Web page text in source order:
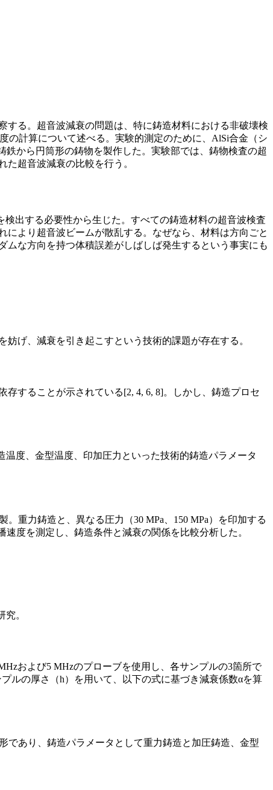
る。超音波減衰の問題は、特に鋳造材料における非破壊検
の計算について述べる。実験的測定のために、AlSi合金（シ
鉄から円筒形の鋳物を製作した。実験部では、鋳物検査の超
超音波減衰の比較を行う。
出する必要性から生じた。すべての鋳造材料の超音波検査
より超音波ビームが散乱する。なぜなら、材料は方向ごと
な方向を持つ体積誤差がしばしば発生するという事実にも
げ、減衰を引き起こすという技術的課題が存在する。
することが示されている[2, 4, 6, 8]。しかし、鋳造プロセ
度、金型温度、印加圧力といった技術的鋳造パラメータ
重力鋳造と、異なる圧力（30 MPa、150 MPa）を印加する
度を測定し、鋳造条件と減衰の関係を比較分析した。
。
および5 MHzのプローブを使用し、各サンプルの3箇所で
ルの厚さ（h）を用いて、以下の式に基づき減衰係数αを算
であり、鋳造パラメータとして重力鋳造と加圧鋳造、金型